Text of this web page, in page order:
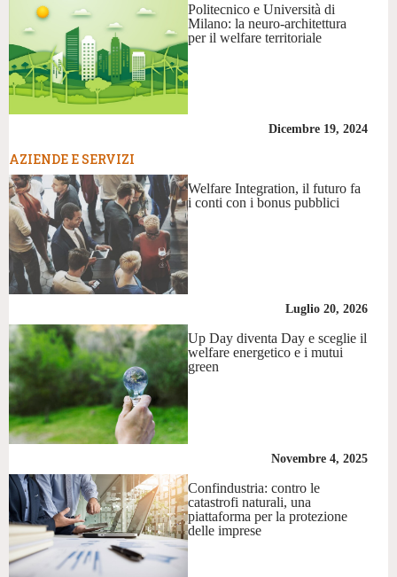
Politecnico e Università di
Milano: la neuro-architettura
per il welfare territoriale
Dicembre 19, 2024
AZIENDE E SERVIZI
Welfare Integration, il futuro fa
i conti con i bonus pubblici
Luglio 20, 2026
Up Day diventa Day e sceglie il
welfare energetico e i mutui
green
Novembre 4, 2025
Confindustria: contro le
catastrofi naturali, una
piattaforma per la protezione
delle imprese